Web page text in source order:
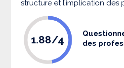
structure et l’implication des
1.88/4
des